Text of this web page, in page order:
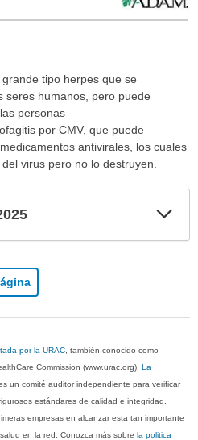
tipo herpes que se
seres humanos, pero puede
personas
por CMV, que puede
antivirales, los cuales
virus pero no lo destruyen.
por la URAC , también conocido como
Commission (www.urac.org).La
un comité auditor independiente para verificar
estándares de calidad e integridad.
empresas en alcanzar esta tan importante
en la red. Conozca más sobrela politica